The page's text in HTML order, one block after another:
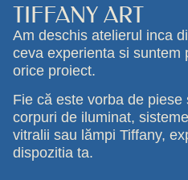
TIFFANY ART
Am deschis atelierul inca
ceva experienta si suntem
orice proiect.
Fie că este vorba de piese
corpuri de iluminat,
vitralii sau lămpi Tiffany,
dispozitia ta.